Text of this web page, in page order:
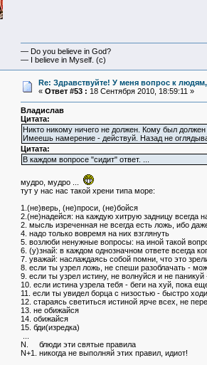
— Do you believe in God?
— I believe in Myself. (c)
Re: Здравствуйте! У меня вопрос к
« Ответ #53 : 18 Сентября 2010, 18:59:11 »
Владислав
Цитата:
Никто никому ничего не должен. Кому был
Имеешь намерение - действуй. Назад не
Цитата:
В каждом вопросе "сидит" ответ. ...
мудро, мудро ...
тут у нас нас такой хрени типа море:
1.(не)верь, (не)проси, (не)бойся
2.(не)надейся: на каждую хитрую задницу всегда
2. мысль изреченная не всегда есть ложь, ибо
4. надо только вовремя на них взглянуть
5. возлюби ненужные вопросы: на иной такой
6. (у)знай: в каждом однозначном ответе всегда
7. уважай: наслаждаясь собой помни, что это
8. если ты узрел ложь, не спеши разоблачать -
9. если ты узрел истину, не волнуйся и не паникуй
10. если истина узрела тебя - беги на хуй, пока
11. если ты увидел борца с низостью - быстро
12. стараясь светиться истиной ярче всех, не
13. не обижайся
14. обижайся
15. бди(изредка)
N. блюди эти святые правила
N+1. никогда не выполняй этих правил, идиот!